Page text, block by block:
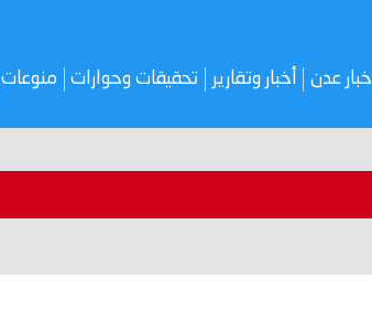
اخبار عدن أخبار وتقارير تحقيقات وحوارات منوعات